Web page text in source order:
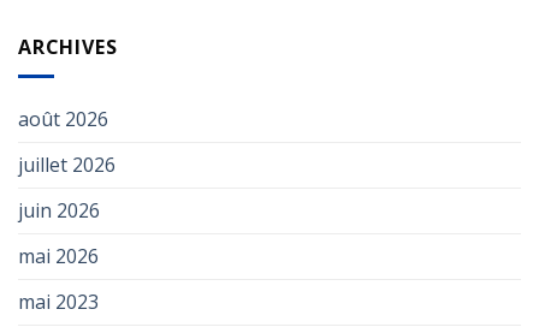
ARCHIVES
août 2026
juillet 2026
juin 2026
mai 2026
mai 2023